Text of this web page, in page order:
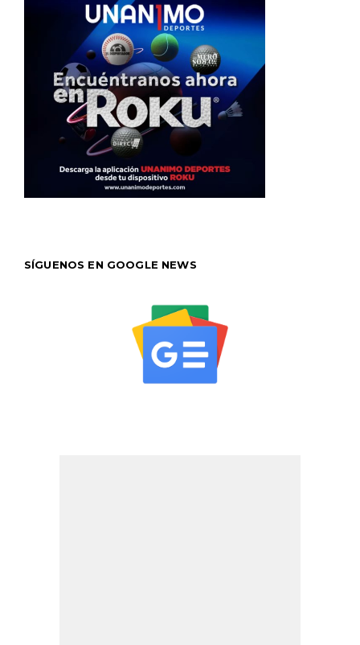
SÍGUENOS EN GOOGLE NEWS